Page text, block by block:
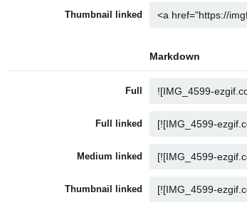
Thumbnail linked
Markdown
Full
Full linked
Medium linked
Thumbnail linked